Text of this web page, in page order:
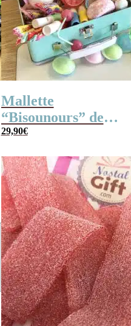
Mallette
“Bisounours” des
années 80 remplie
29,90€